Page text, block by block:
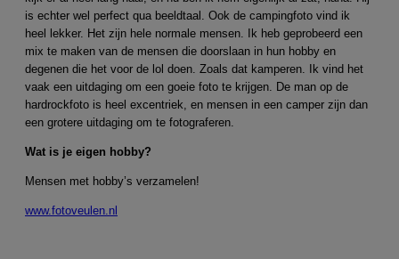
is echter wel perfect qua beeldtaal. Ook de campingfoto vind ik
heel lekker. Het zijn hele normale mensen. Ik heb geprobeerd een
mix te maken van de mensen die doorslaan in hun hobby en
degenen die het voor de lol doen. Zoals dat kamperen. Ik vind het
vaak een uitdaging om een goeie foto te krijgen. De man op de
hardrockfoto is heel excentriek, en mensen in een camper zijn dan
een grotere uitdaging om te fotograferen.
Wat is je eigen hobby?
Mensen met hobby’s verzamelen!
www.fotoveulen.nl